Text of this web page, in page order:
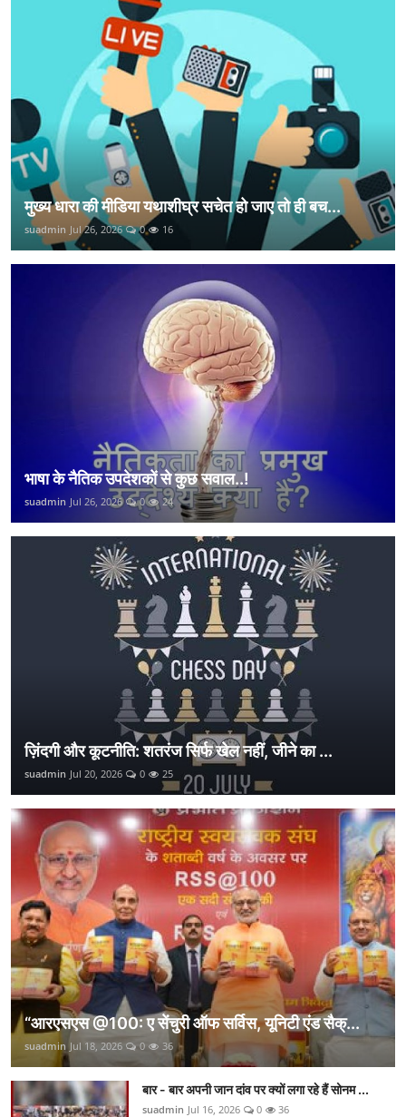
मुख्य धारा की मीडिया यथाशीघ्र सचेत हो जाए तो ही बच...
suadmin Jul 26, 2026 0 16
भाषा के नैतिक उपदेशकों से कुछ सवाल..!
suadmin Jul 26, 2026 0 24
ज़िंदगी और कूटनीति: शतरंज सिर्फ खेल नहीं, जीने का ...
suadmin Jul 20, 2026 0 25
“आरएसएस @100: ए सेंचुरी ऑफ सर्विस, यूनिटी एंड सैक्...
suadmin Jul 18, 2026 0 36
बार - बार अपनी जान दांव पर क्यों लगा रहे हैं सोनम ...
suadmin Jul 16, 2026 0 36